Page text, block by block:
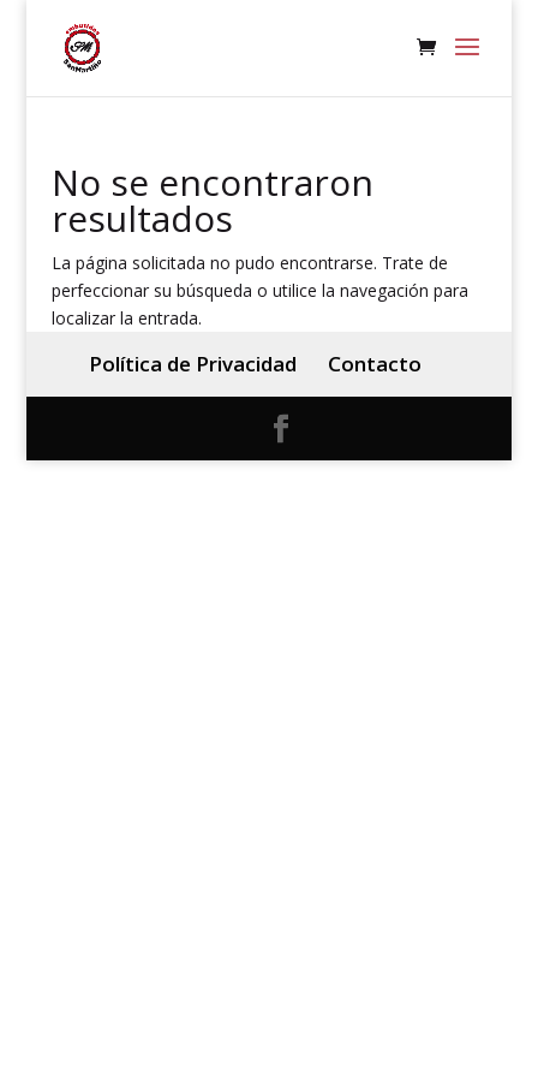
No se encontraron
resultados
La página solicitada no pudo encontrarse. Trate de
perfeccionar su búsqueda o utilice la navegación para
localizar la entrada.
Política de Privacidad Contacto